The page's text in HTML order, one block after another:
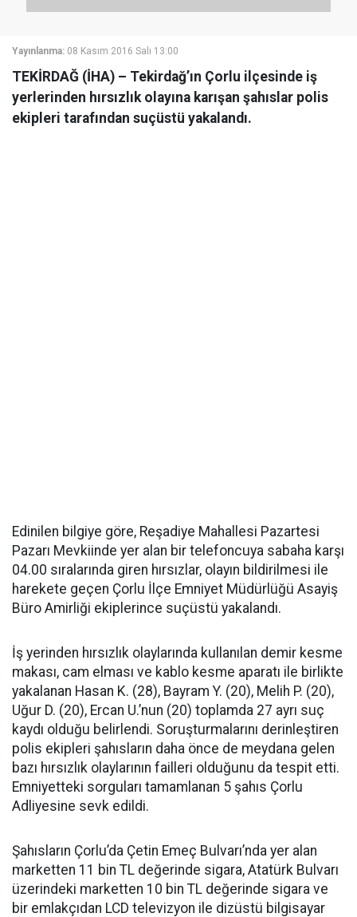
Yayınlanma: 08 Kasım 2016 Salı 13:00
TEKİRDAĞ (İHA) – Tekirdağ’ın Çorlu ilçesinde iş
yerlerinden hırsızlık olayına karışan şahıslar polis
ekipleri tarafından suçüstü yakalandı.
Edinilen bilgiye göre, Reşadiye Mahallesi Pazartesi
Pazarı Mevkiinde yer alan bir telefoncuya sabaha karşı
04.00 sıralarında giren hırsızlar, olayın bildirilmesi ile
harekete geçen Çorlu İlçe Emniyet Müdürlüğü Asayiş
Büro Amirliği ekiplerince suçüstü yakalandı.
İş yerinden hırsızlık olaylarında kullanılan demir kesme
makası, cam elması ve kablo kesme aparatı ile birlikte
yakalanan Hasan K. (28), Bayram Y. (20), Melih P. (20),
Uğur D. (20), Ercan U.’nun (20) toplamda 27 ayrı suç
kaydı olduğu belirlendi. Soruşturmalarını derinleştiren
polis ekipleri şahısların daha önce de meydana gelen
bazı hırsızlık olaylarının failleri olduğunu da tespit etti.
Emniyetteki sorguları tamamlanan 5 şahıs Çorlu
Adliyesine sevk edildi.
Şahısların Çorlu’da Çetin Emeç Bulvarı’nda yer alan
marketten 11 bin TL değerinde sigara, Atatürk Bulvarı
üzerindeki marketten 10 bin TL değerinde sigara ve
bir emlakçıdan LCD televizyon ile dizüstü bilgisayar